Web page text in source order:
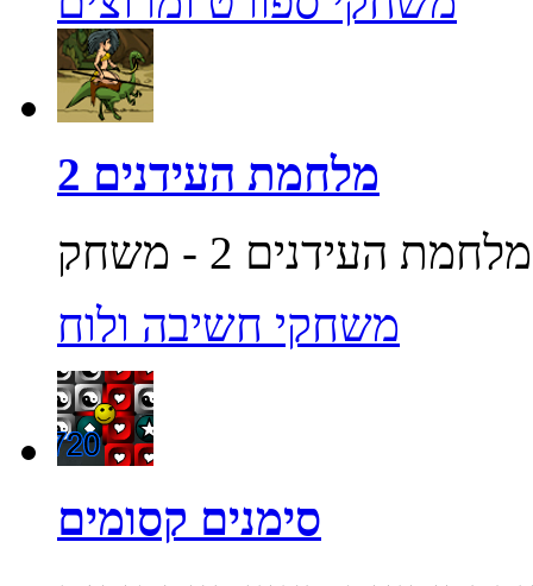
מלחמת העידנים 2
משחקי חשיבה ולוח
סימנים קסומים